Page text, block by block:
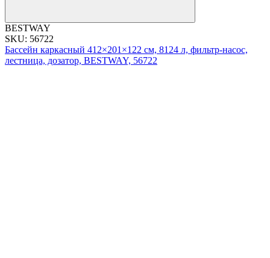
BESTWAY
SKU: 56722
Бассейн каркасный 412×201×122 см, 8124 л, фильтр-насос,
лестница, дозатор, BESTWAY, 56722